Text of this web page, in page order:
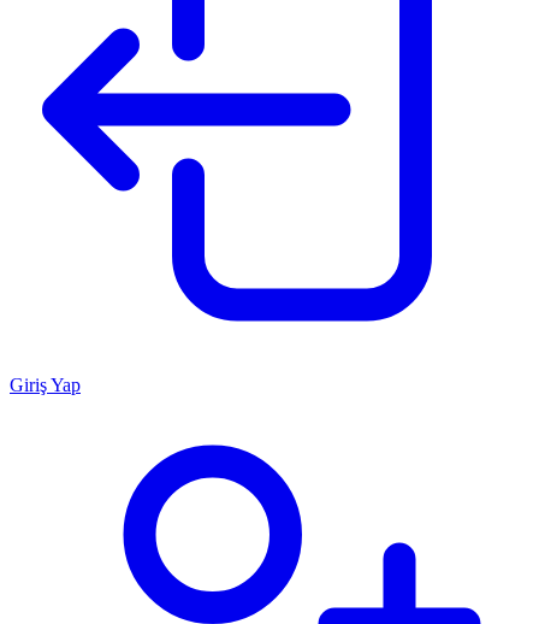
Giriş Yap